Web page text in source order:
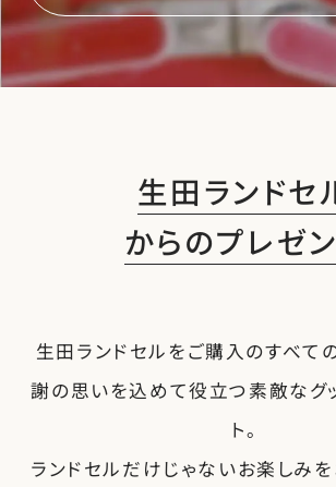
生田ランドセ
からのプレゼ
生田ランドセルをご購入のすべて
謝の思いを込めて役立つ素敵なグ
ト。
ランドセルだけじゃないお楽しみを